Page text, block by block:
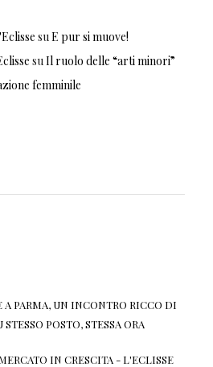
su E pur si muove!
su Il ruolo delle “arti minori”
femminile
A PARMA, UN INCONTRO RICCO DI
STESSO POSTO, STESSA ORA
IN CRESCITA - L'ECLISSE